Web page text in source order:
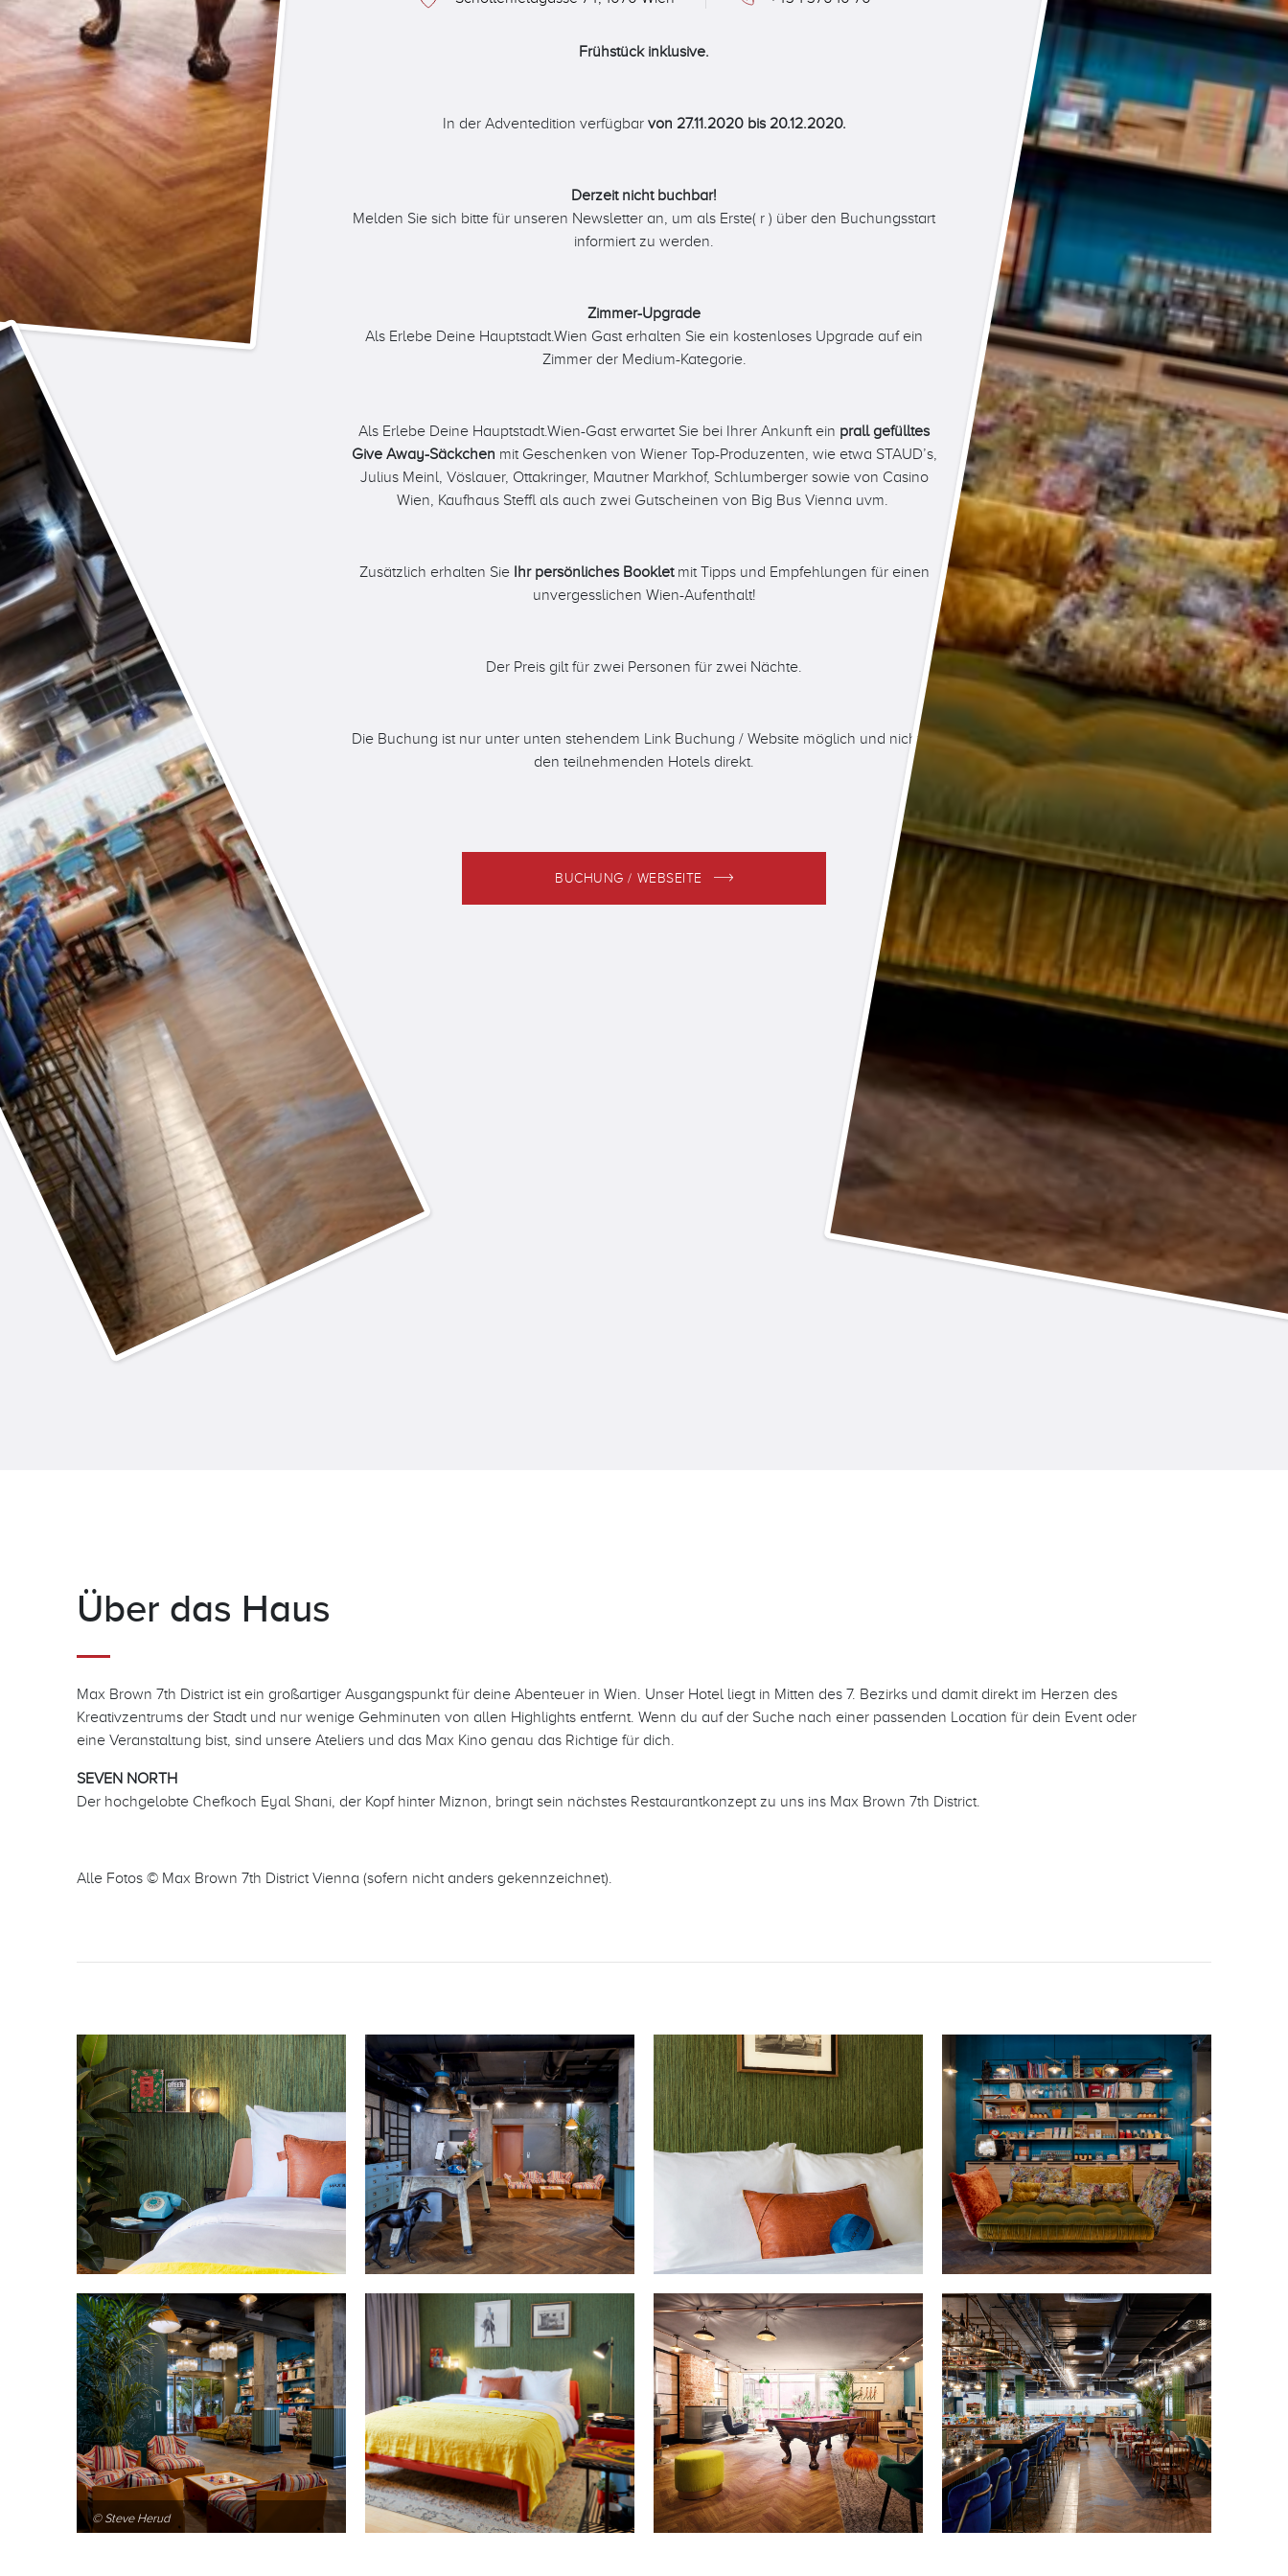
Frühstück inklusive.
In der Adventedition verfügbarvon 27.11.2020 bis 20.12.2020.
Derzeit nicht buchbar!
Melden Sie sich bitte für unseren Newsletter an, um als Erste( r ) über den Buchungsstart
informiert zu werden.
Zimmer-Upgrade
Als Erlebe Deine Hauptstadt.Wien Gast erhalten Sie ein kostenloses Upgrade auf ein
Zimmer der Medium-Kategorie.
Als Erlebe Deine Hauptstadt.Wien-Gast erwartet Sie bei Ihrer Ankunft ein prall gefülltes
Give Away-Säckchen mit Geschenken von Wiener Top-Produzenten, wie etwa STAUD’s,
Julius Meinl, Vöslauer, Ottakringer, Mautner Markhof, Schlumberger sowie von Casino
Wien, Kaufhaus Steffl als auch zwei Gutscheinen von Big Bus Vienna uvm.
Zusätzlich erhalten Sie Ihr persönliches Bookletmit Tipps und Empfehlungen für einen
unvergesslichen Wien-Aufenthalt!
Der Preis gilt für zwei Personen für zwei Nächte.
Die Buchung ist nur unter unten stehendem Link Buchung / Website möglich und nicht in
den teilnehmenden Hotels direkt.
BUCHUNG / WEBSEITE
Über das Haus
Max Brown 7th District ist ein großartiger Ausgangspunkt für deine Abenteuer in Wien. Unser Hotel liegt in Mitten des 7. Bezirks und damit direkt im Herzen des
Kreativzentrums der Stadt und nur wenige Gehminuten von allen Highlights entfernt. Wenn du auf der Suche nach einer passenden Location für dein Event oder
eine Veranstaltung bist, sind unsere Ateliers und das Max Kino genau das Richtige für dich.
SEVEN NORTH
Der hochgelobte Chefkoch Eyal Shani, der Kopf hinter Miznon, bringt sein nächstes Restaurantkonzept zu uns ins Max Brown 7th District.
Alle Fotos © Max Brown 7th District Vienna (sofern nicht anders gekennzeichnet).
© Steve Herud